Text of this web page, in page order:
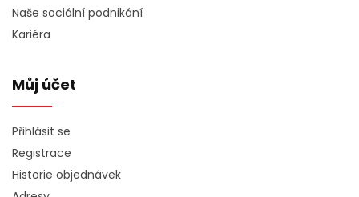
Naše sociální podnikání
Kariéra
Můj účet
Přihlásit se
Registrace
Historie objednávek